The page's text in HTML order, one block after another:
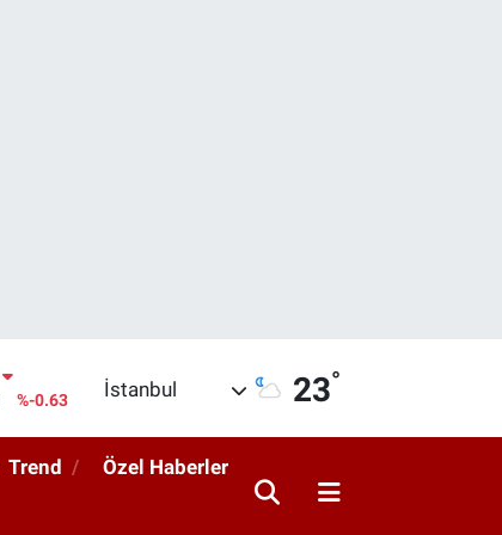
%0.16
İstanbul 23°
Trend Özel Haberler